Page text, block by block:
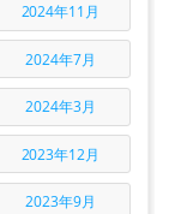
2024年11月
2024年7月
2024年3月
2023年12月
2023年9月